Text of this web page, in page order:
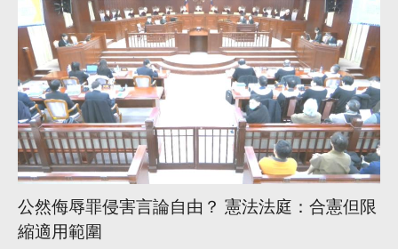
公然侮辱罪侵害言論自由？ 憲法法庭：合憲但限
縮適用範圍